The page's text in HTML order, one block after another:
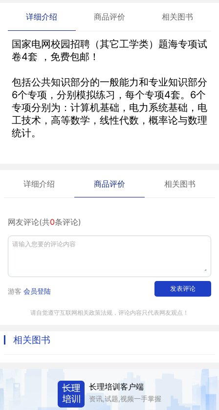
详细介绍 商品评价 相关图书
国家电网校园招聘（其它工学类）题海专项试
卷4套 ，免费包邮！
包括公共知识部分的一般能力和专业知识部分
6个专项，分别模拟练习，每个专项4套。6个
专项分别为：计算机基础，电力系统基础，电
工技术，高等数学，线性代数，概率论与数理
统计。
详细介绍 商品评价 相关图书
网友评论(共0条评论)
游客 会员登陆 发表评论
请自觉遵守互联网相关政策法规，评论内容只代表网友观点！
相关图书
长理培训客户端
资讯,试题,视频一手掌握